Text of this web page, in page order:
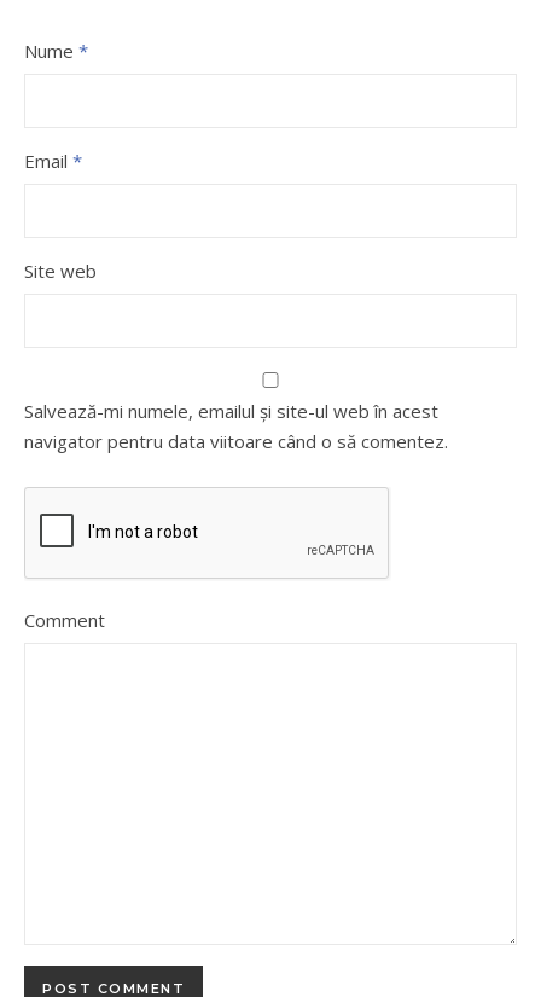
Nume *
Email *
Site web
Salvează-mi numele, emailul și site-ul web în acest
navigator pentru data viitoare când o să comentez.
Comment